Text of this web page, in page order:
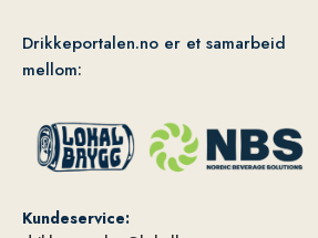
Drikkeportalen.no er et samarbeid
mellom:
Kundeservice: